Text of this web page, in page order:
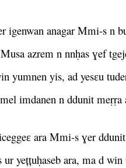
igenwan anagar Mmi-s n
azrem n nnḥas ɣef
yumnen yis, ad yesɛu
imdanen n ddunit
ara Mmi-s ɣer
yețțuḥaseb ara, ma d